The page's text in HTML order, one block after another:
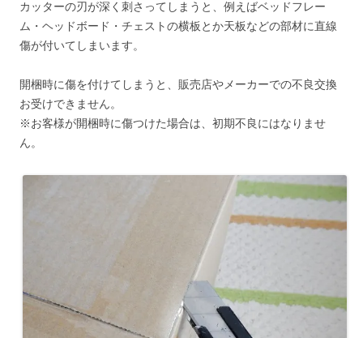
カッターの刃が深く刺さってしまうと、例えばベッドフレー
ム・ヘッドボード・チェストの横板とか天板などの部材に直線
傷が付いてしまいます。
開梱時に傷を付けてしまうと、販売店やメーカーでの不良交換
お受けできません。
※お客様が開梱時に傷つけた場合は、初期不良にはなりませ
ん。